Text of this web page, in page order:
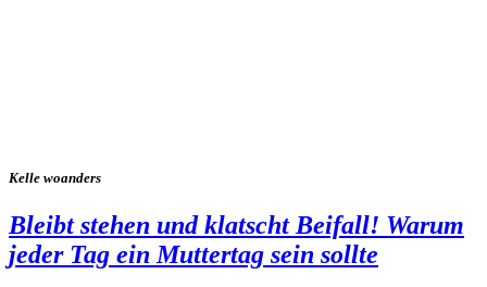
Kelle woanders
Bleibt stehen und klatscht Beifall! Warum
jeder Tag ein Muttertag sein sollte